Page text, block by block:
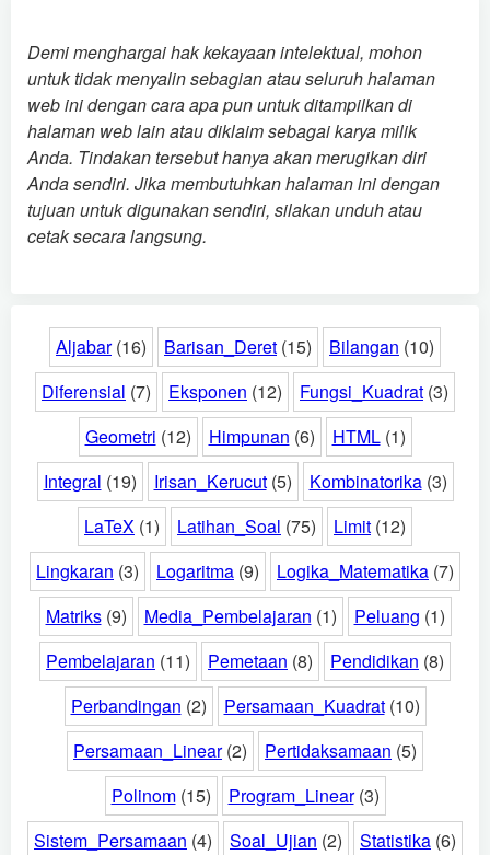
Demi menghargai hak kekayaan intelektual, mohon
untuk tidak menyalin sebagian atau seluruh halaman
web ini dengan cara apa pun untuk ditampilkan di
halaman web lain atau diklaim sebagai karya milik
Anda. Tindakan tersebut hanya akan merugikan diri
Anda sendiri. Jika membutuhkan halaman ini dengan
tujuan untuk digunakan sendiri, silakan unduh atau
cetak secara langsung.
Aljabar (16) Barisan_Deret (15) Bilangan (10)
Diferensial (7) Eksponen (12) Fungsi_Kuadrat (3)
Geometri (12) Himpunan (6) HTML (1)
Integral (19) Irisan_Kerucut (5) Kombinatorika (3)
LaTeX (1) Latihan_Soal (75) Limit (12)
Lingkaran (3) Logaritma (9) Logika_Matematika (7)
Matriks (9) Media_Pembelajaran (1) Peluang (1)
Pembelajaran (11) Pemetaan (8) Pendidikan (8)
Perbandingan (2) Persamaan_Kuadrat (10)
Persamaan_Linear (2) Pertidaksamaan (5)
Polinom (15) Program_Linear (3)
Sistem_Persamaan (4) Soal_Ujian (2) Statistika (6)